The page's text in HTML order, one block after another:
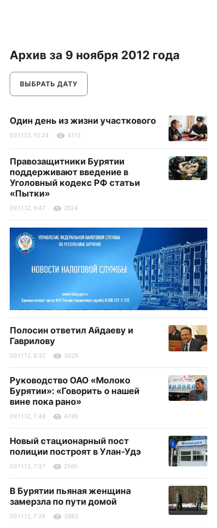
Архив за 9 ноября 2012 года
ВЫБРАТЬ ДАТУ
Один день из жизни участкового
09.11.12, 10:24 4115
Правозащитники Бурятии
поддерживают введение в
Уголовный кодекс РФ статьи
«Пытки»
09.11.12, 9:47 2624
Полосин ответил Айдаеву и
Гаврилову
09.11.12, 8:32 3628
Руководство ОАО «Молоко
Бурятии»: «Говорить о нашей
вине пока рано»
09.11.12, 7:48 4786
Новый стационарный пост
полиции построят в Улан-Удэ
09.11.12, 7:37 2580
В Бурятии пьяная женщина
замерзла по пути домой
09.11.12, 7:24 3883